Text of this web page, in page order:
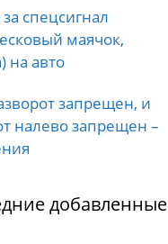
спецсигнал
маячок,
на авто
запрещен, и
налево запрещен –
добавленные